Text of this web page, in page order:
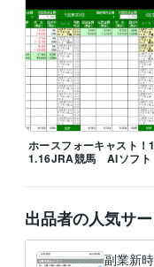
ホースフォーキャスト！1
1.16JRA競馬 AIソフト
出品者の人気サ
副業新